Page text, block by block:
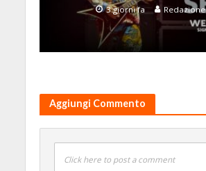
3 giorni fa Redazione
Aggiungi Commento
Click here to post a comment